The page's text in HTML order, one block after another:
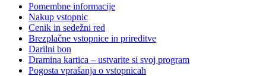
Pomembne informacije
Nakup vstopnic
Cenik in sedežni red
Brezplačne vstopnice in prireditve
Darilni bon
Dramina kartica – ustvarite si svoj program
Pogosta vprašanja o vstopnicah